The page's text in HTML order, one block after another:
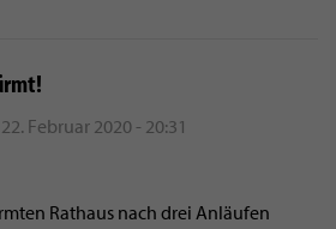
22. Februar 2020 - 20:31
Rathaus nach drei Anläufen